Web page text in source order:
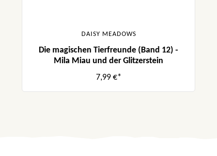
DAISY MEADOWS
Die magischen Tierfreunde (Band 12) -
Mila Miau und der Glitzerstein
7,99 €*